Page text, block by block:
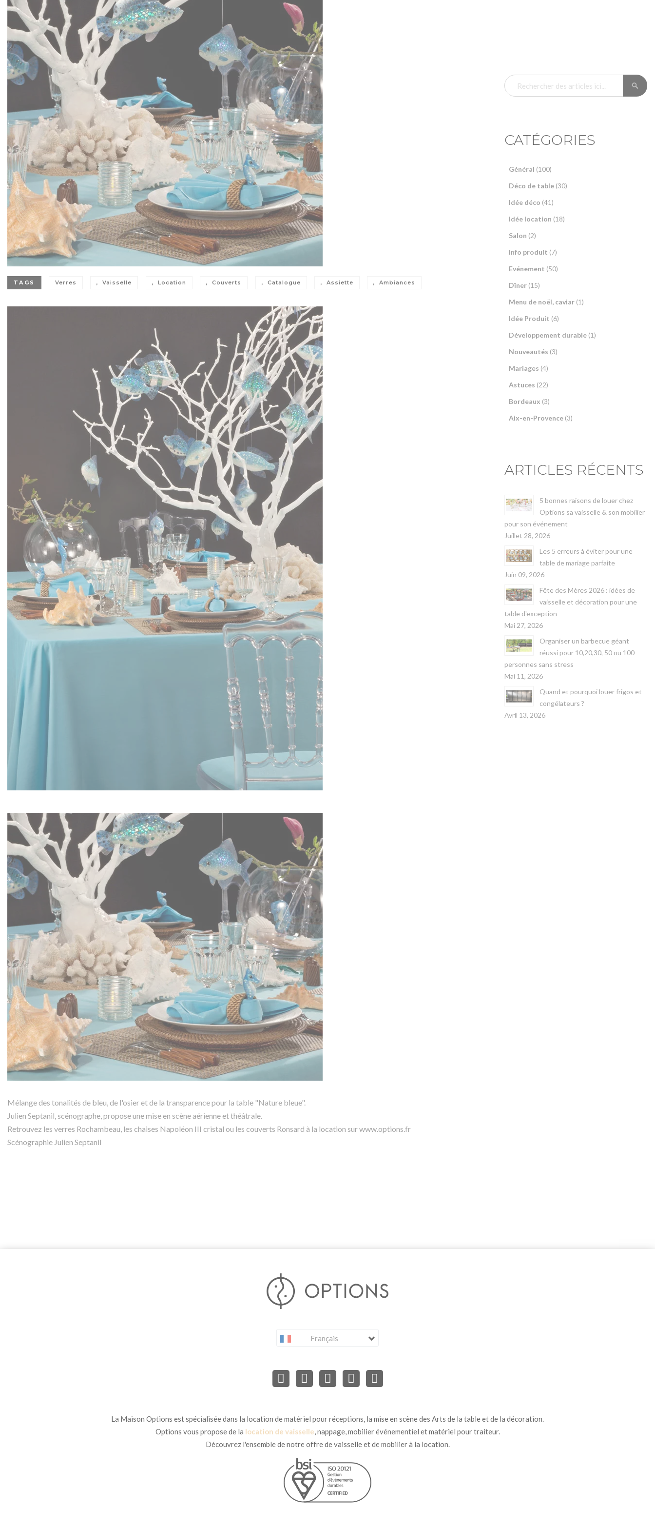
TAGS Verres Vaisselle Location Couverts Catalogue Assiette Ambiances
Mélange des tonalités de bleu, de l'osier et de la transparence pour la table "Nature bleue".
Julien Septanil, scénographe, propose une mise en scène aérienne et théâtrale.
Retrouvez les verres Rochambeau, les chaises Napoléon III cristal ou les couverts Ronsard à la location surwww.options.fr
Scénographie Julien Septanil
RECHERCHER
CATÉGORIES
Général (100)
Déco de table(30)
Idée déco (41)
Idée location (18)
Salon (2)
Info produit (7)
Evénement (50)
Dîner(15)
Menu de noël, caviar(1)
Idée Produit (6)
Développement durable(1)
Nouveautés (3)
Mariages (4)
Astuces (22)
Bordeaux (3)
Aix-en-Provence(3)
ARTICLES RÉCENTS
5 bonnes raisons de louer chez
Options sa vaisselle & son mobilier
pour son événement
Juillet 28, 2026
Les 5 erreurs à éviter pour une
table de mariage parfaite
Juin 09, 2026
Fête des Mères 2026 : idées de
vaisselle et décoration pour une
table d'exception
Mai 27, 2026
Organiser un barbecue géant
réussi pour 10,20,30, 50 ou 100
personnes sans stress
Mai 11, 2026
Quand et pourquoi louer frigos et
congélateurs ?
Avril 13, 2026
Français
La Maison Options est spécialisée dans la location de matériel pour réceptions, la mise en scène des Arts de la table et de la décoration.
Options vous propose de la location de vaisselle, nappage, mobilier événementiel et matériel pour traiteur.
Découvrez l'ensemble de notre offre de vaisselle et de mobilier à la location.